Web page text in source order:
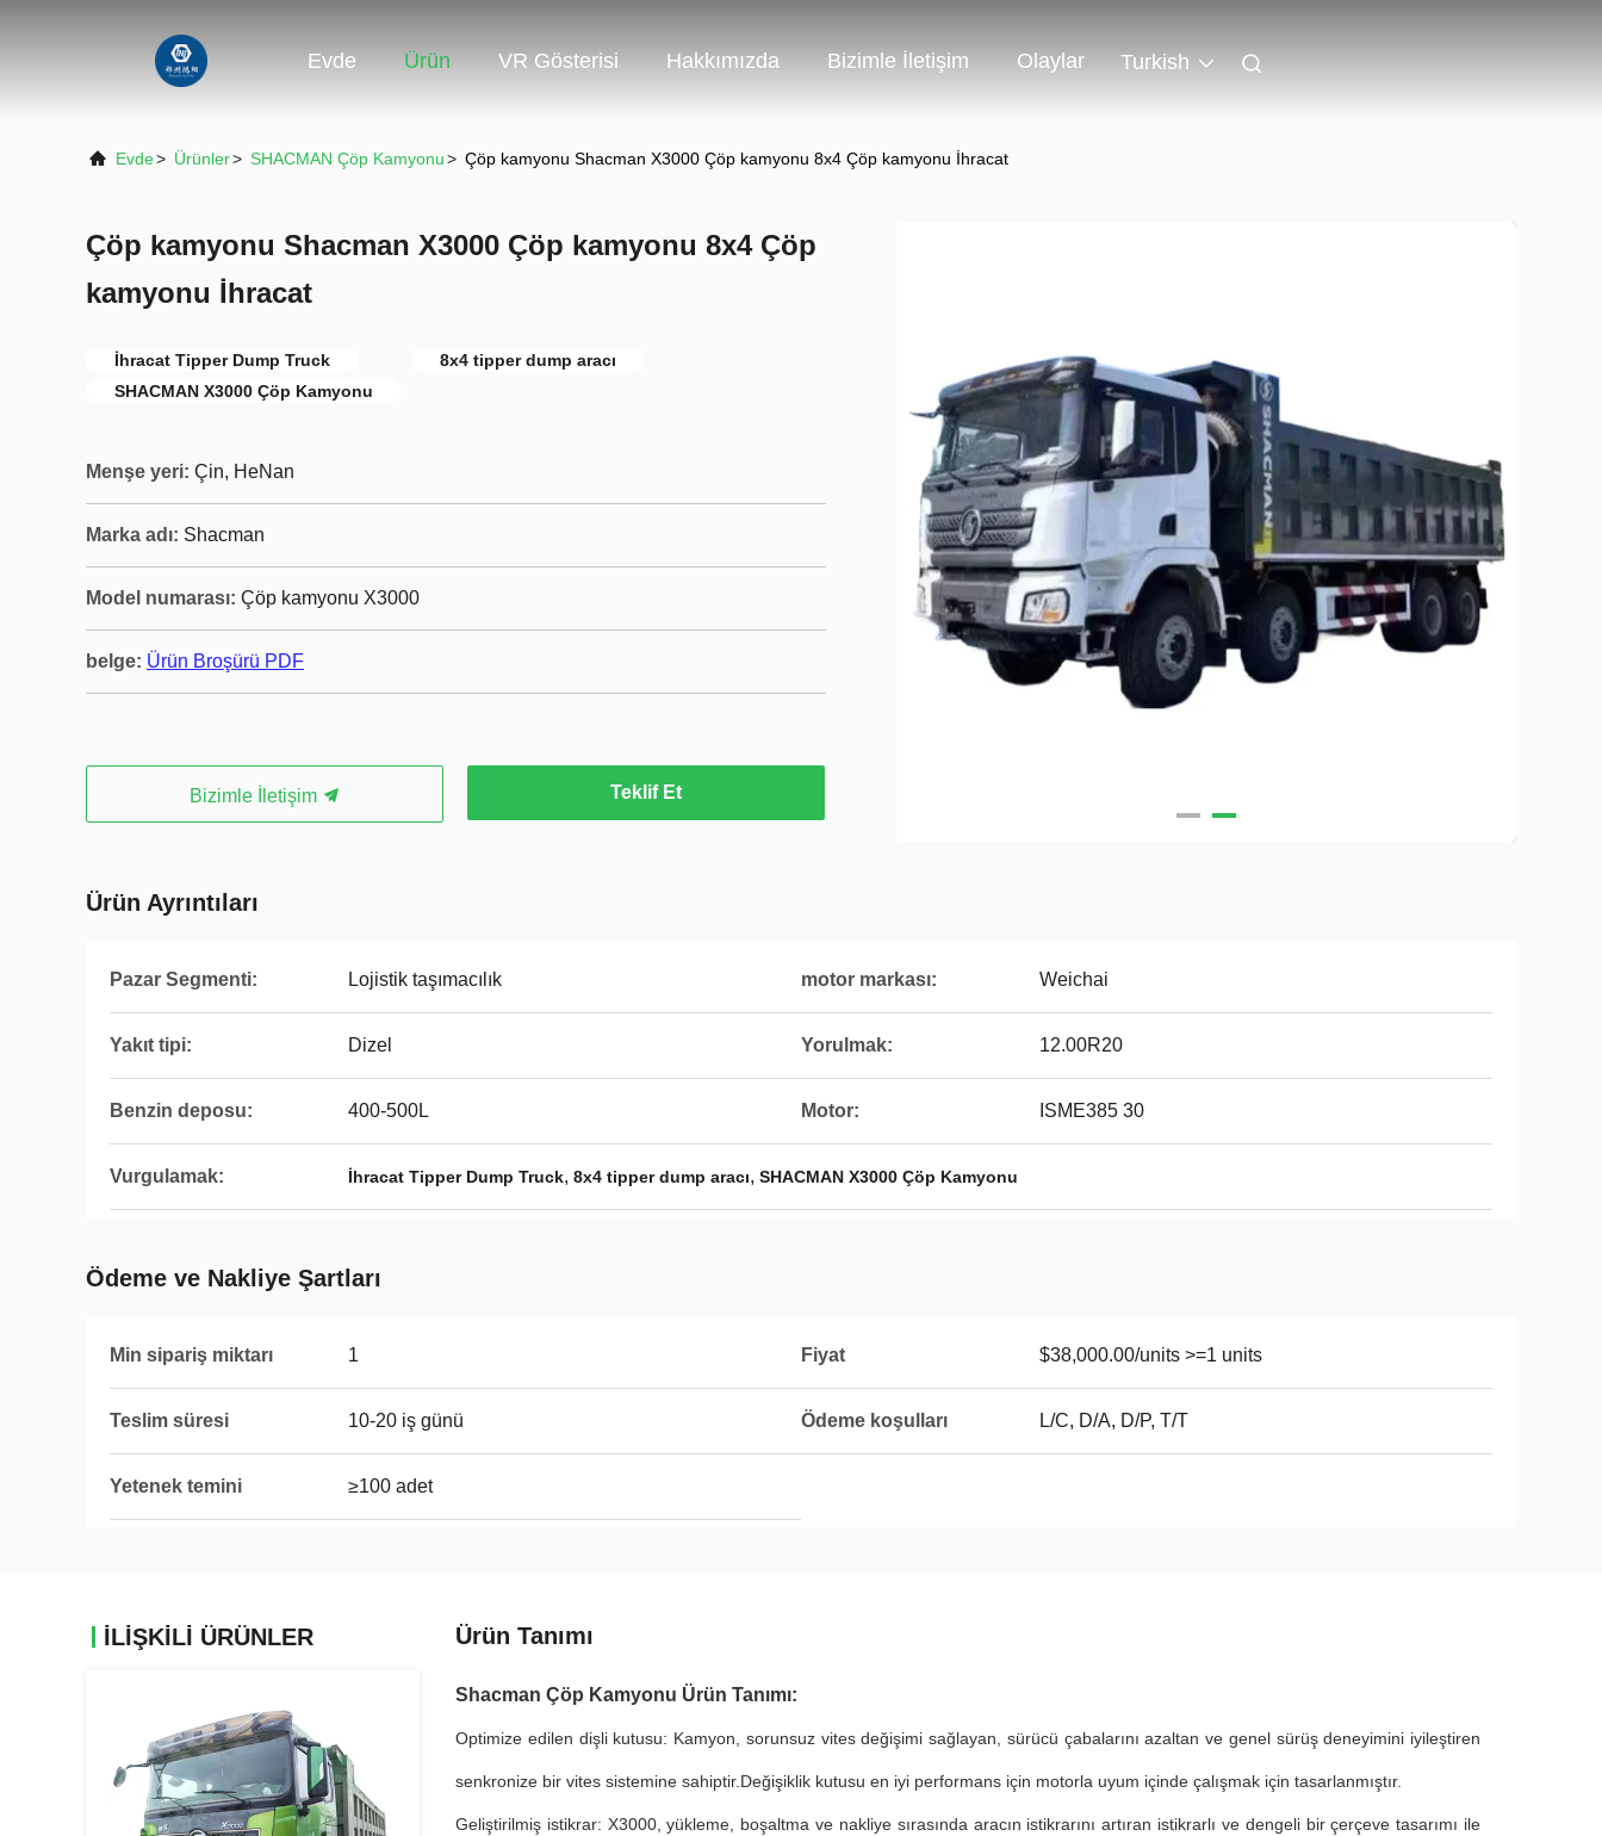
Evde Ürün VR Gösterisi Hakkımızda Bizimle İletişim Olaylar Turkish
Evde> Ürünler> SHACMAN Çöp Kamyonu> Çöp kamyonu Shacman X3000 Çöp kamyonu 8x4 Çöp kamyonu İhracat
Çöp kamyonu Shacman X3000 Çöp kamyonu 8x4 Çöp
kamyonu İhracat
İhracat Tipper Dump Truck
8x4 tipper dump aracı
SHACMAN X3000 Çöp Kamyonu
Menşe yeri: Çin, HeNan
Marka adı: Shacman
Model numarası: Çöp kamyonu X3000
belge: Ürün Broşürü PDF
Bizimle İletişim Teklif Et
Ürün Ayrıntıları
Pazar Segmenti: Lojistik taşımacılık motor markası: Weichai
Yakıt tipi: Dizel Yorulmak: 12.00R20
Benzin deposu: 400-500L Motor: ISME385 30
Vurgulamak: İhracat Tipper Dump Truck, 8x4 tipper dump aracı, SHACMAN X3000 Çöp Kamyonu
Ödeme ve Nakliye Şartları
Min sipariş miktarı 1 Fiyat $38,000.00/units >=1 units
Teslim süresi 10-20 iş günü Ödeme koşulları L/C, D/A, D/P, T/T
Yetenek temini ≥100 adet
İLIŞKILI ÜRÜNLER Ürün Tanımı
Shacman Çöp Kamyonu Ürün Tanımı:
Optimize edilen dişli kutusu: Kamyon, sorunsuz vites değişimi sağlayan, sürücü çabalarını azaltan ve genel sürüş deneyimini iyileştiren
senkronize bir vites sistemine sahiptir.Değişiklik kutusu en iyi performans için motorla uyum içinde çalışmak için tasarlanmıştır.
Geliştirilmiş istikrar: X3000, yükleme, boşaltma ve nakliye sırasında aracın istikrarını artıran istikrarlı ve dengeli bir çerçeve tasarımı ile